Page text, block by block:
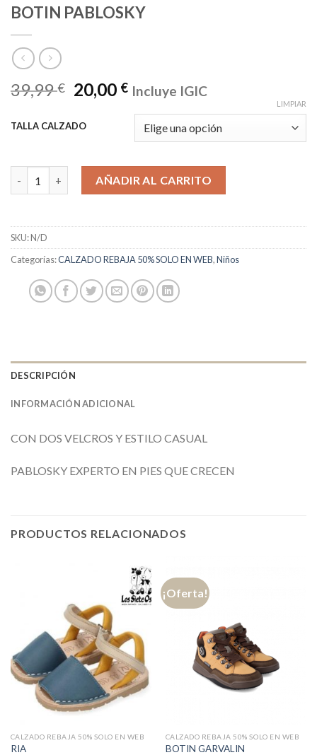
BOTIN PABLOSKY
39,99€ 20,00 € Incluye IGIC
TALLA CALZADO
LIMPIAR
BOTIN PABLOSKY cantidadAÑADIR AL CARRITO
SKU:N/D
Categorías:CALZADO REBAJA 50% SOLO EN WEB,Niños
DESCRIPCIÓN
INFORMACIÓN ADICIONAL
CON DOS VELCROS Y ESTILO CASUAL
PABLOSKY EXPERTO EN PIES QUE CRECEN
PRODUCTOS RELACIONADOS
CALZADO REBAJA 50% SOLO EN WEB
RIA
¡Oferta!
CALZADO REBAJA 50% SOLO EN WEB
BOTIN GARVALIN